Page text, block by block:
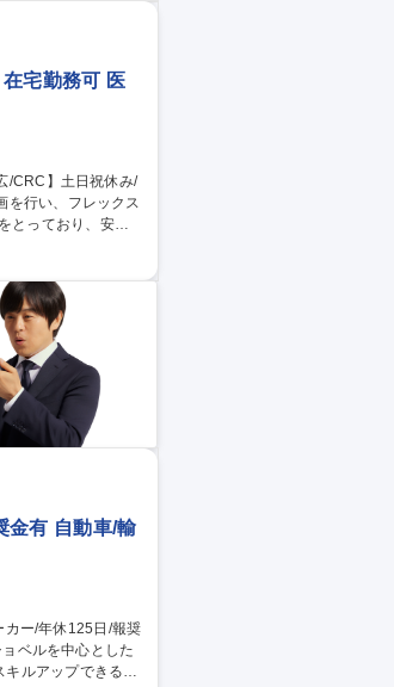
宅勤務可 医
とっており、安心
務を習得していき
集職種 治
金有 自動車/輸
ルアップできる環